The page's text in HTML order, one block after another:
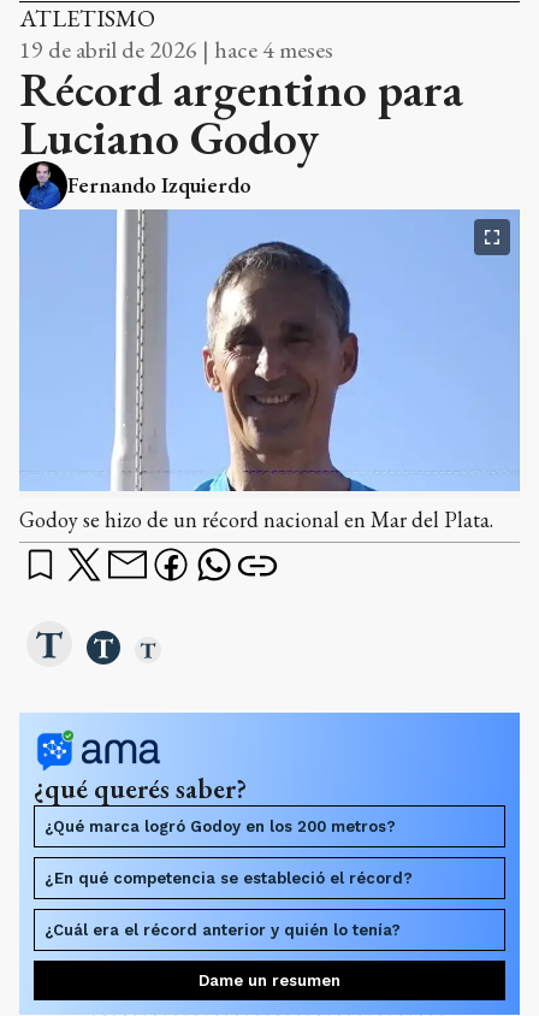
ATLETISMO
19 de abril de 2026 | hace 4 meses
Récord argentino para
Luciano Godoy
Fernando Izquierdo
Godoy se hizo de un récord nacional en Mar del Plata.
¿qué querés saber?
¿Qué marca logró Godoy en los 200 metros?
¿En qué competencia se estableció el récord?
¿Cuál era el récord anterior y quién lo tenía?
Dame un resumen